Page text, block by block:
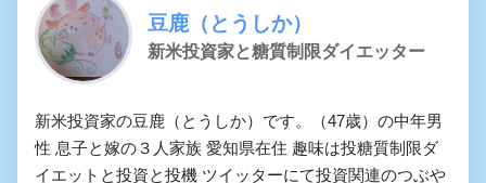
豆鹿（とうしか）
新米投資家と糖質制限ダイエッター
新米投資家の豆鹿（とうしか）です。（47歳）の中年男
性 息子と嫁の３人家族 愛知県在住 趣味は投糖質制限ダ
イエットと投資と投機 ツイッターにて投資関連のつぶや